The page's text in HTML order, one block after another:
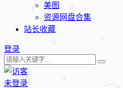
美图
资源网盘合集
站长收藏
登录
未登录